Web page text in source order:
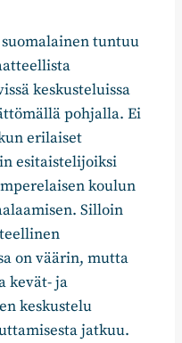
tuntuu
keskusteluissa
pohjalla. Ei
erilaiset
esitaistelijoiksi
koulun
Silloin
on väärin, mutta
kevät- ja
keskustelu
jatkuu.